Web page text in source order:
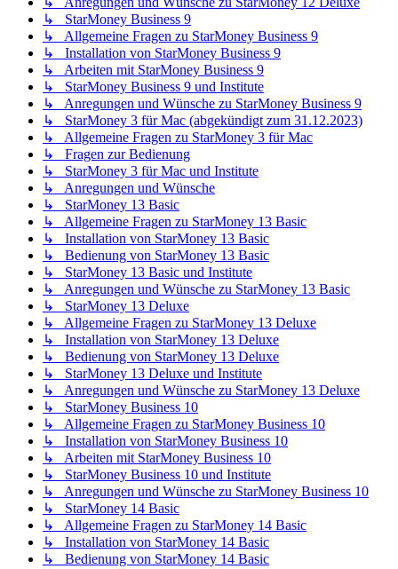
↳ StarMoney Business 9
↳ Allgemeine Fragen zu StarMoney Business 9
↳ Installation von StarMoney Business 9
↳ Arbeiten mit StarMoney Business 9
↳ StarMoney Business 9 und Institute
↳ Anregungen und Wünsche zu StarMoney Business 9
↳ StarMoney 3 für Mac (abgekündigt zum 31.12.2023)
↳ Allgemeine Fragen zu StarMoney 3 für Mac
↳ Fragen zur Bedienung
↳ StarMoney 3 für Mac und Institute
↳ Anregungen und Wünsche
↳ StarMoney 13 Basic
↳ Allgemeine Fragen zu StarMoney 13 Basic
↳ Installation von StarMoney 13 Basic
↳ Bedienung von StarMoney 13 Basic
↳ StarMoney 13 Basic und Institute
↳ Anregungen und Wünsche zu StarMoney 13 Basic
↳ StarMoney 13 Deluxe
↳ Allgemeine Fragen zu StarMoney 13 Deluxe
↳ Installation von StarMoney 13 Deluxe
↳ Bedienung von StarMoney 13 Deluxe
↳ StarMoney 13 Deluxe und Institute
↳ Anregungen und Wünsche zu StarMoney 13 Deluxe
↳ StarMoney Business 10
↳ Allgemeine Fragen zu StarMoney Business 10
↳ Installation von StarMoney Business 10
↳ Arbeiten mit StarMoney Business 10
↳ StarMoney Business 10 und Institute
↳ Anregungen und Wünsche zu StarMoney Business 10
↳ StarMoney 14 Basic
↳ Allgemeine Fragen zu StarMoney 14 Basic
↳ Installation von StarMoney 14 Basic
↳ Bedienung von StarMoney 14 Basic